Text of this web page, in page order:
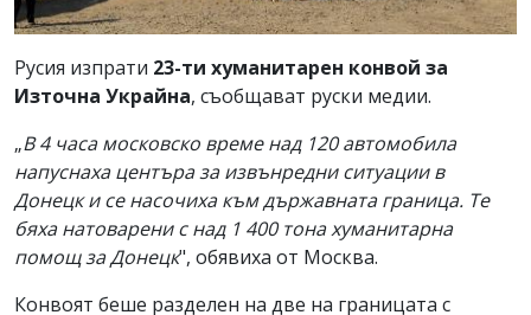
Русия изпрати 23-ти хуманитарен конвой за
Източна Украйна, съобщават руски медии.
„В 4 часа московско време над 120 автомобила
напуснаха центъра за извънредни ситуации в
Донецк и сe насочиха към държавната граница. Те
бяха натоварени с над 1 400 тона хуманитарна
помощ за Донецк", обявиха от Москва.
Конвоят беше разделен на две на границата с